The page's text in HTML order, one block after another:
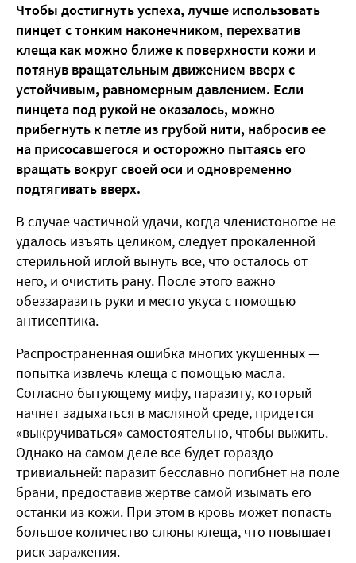
Чтобы достигнуть успеха, лучше использовать
пинцет с тонким наконечником, перехватив
клеща как можно ближе к поверхности кожи и
потянув вращательным движением вверх с
устойчивым, равномерным давлением. Если
пинцета под рукой не оказалось, можно
прибегнуть к петле из грубой нити, набросив ее
на присосавшегося и осторожно пытаясь его
вращать вокруг своей оси и одновременно
подтягивать вверх.
В случае частичной удачи, когда членистоногое не
удалось изъять целиком, следует прокаленной
стерильной иглой вынуть все, что осталось от
него, и очистить рану. После этого важно
обеззаразить руки и место укуса с помощью
антисептика.
Распространенная ошибка многих укушенных —
попытка извлечь клеща с помощью масла.
Согласно бытующему мифу, паразиту, который
начнет задыхаться в масляной среде, придется
«выкручиваться» самостоятельно, чтобы выжить.
Однако на самом деле все будет гораздо
тривиальней: паразит бесславно погибнет на поле
брани, предоставив жертве самой изымать его
останки из кожи. При этом в кровь может попасть
большое количество слюны клеща, что повышает
риск заражения.